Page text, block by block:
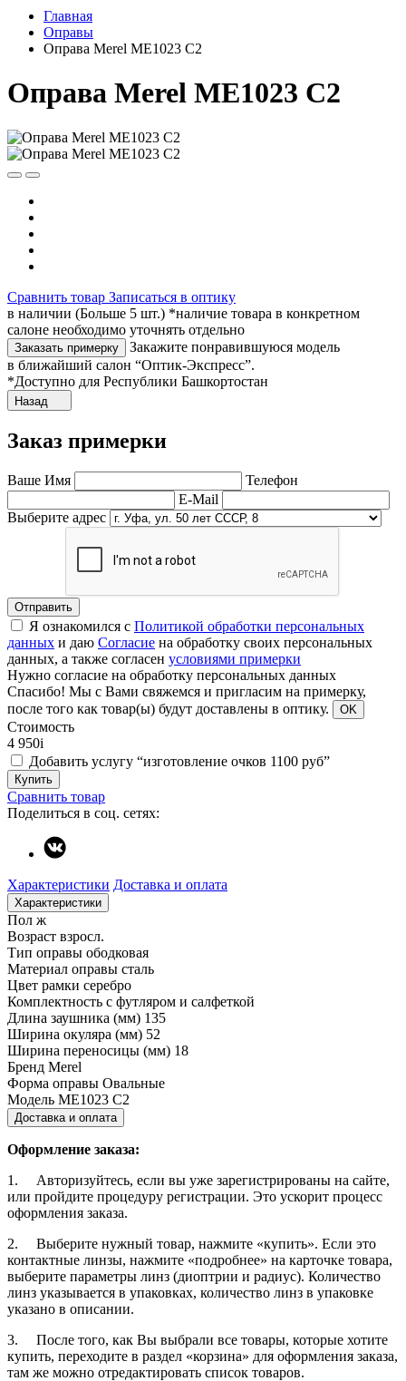
Главная
Оправы
Оправа Merel ME1023 C2
Оправа Merel ME1023 C2
Сравнить товар Записаться в оптику
в наличии (Больше 5 шт.) *наличие товара в конкретном
салоне необходимо уточнять отдельно
Заказать примерку
Закажите понравившуюся модель
в ближайший салон “Оптик-Экспресс”.
*Доступно для Республики Башкортостан
Назад
Заказ примерки
Ваше Имя
Телефон
E-Mail
Выберите адрес
Отправить
Я ознакомился с Политикой обработки персональных
данных и даю Согласие на обработку своих персональных
данных, а также согласен условиями примерки
Нужно согласие на обработку персональных данных
Спасибо! Мы с Вами свяжемся и пригласим на примерку,
после того как товар(ы) будут доставлены в оптику.
OK
Стоимость
4 950i
Добавить услугу “изготовление очков 1100 руб”
Купить
Сравнить товар
Поделиться в соц. сетях:
Характеристики Доставка и оплата
Характеристики
Пол ж
Возраст взросл.
Тип оправы ободковая
Материал оправы сталь
Цвет рамки серебро
Комплектность с футляром и салфеткой
Длина заушника (мм) 135
Ширина окуляра (мм) 52
Ширина переносицы (мм) 18
Бренд Merel
Форма оправы Овальные
Модель ME1023 C2
Доставка и оплата
Оформление заказа:
1. Авторизуйтесь, если вы уже зарегистрированы на сайте,
или пройдите процедуру регистрации. Это ускорит процесс
оформления заказа.
2. Выберите нужный товар, нажмите «купить». Если это
контактные линзы, нажмите «подробнее» на карточке товара,
выберите параметры линз (диоптрии и радиус). Количество
линз указывается в упаковках, количество линз в упаковке
указано в описании.
3. После того, как Вы выбрали все товары, которые хотите
купить, переходите в раздел «корзина» для оформления заказа,
там же можно отредактировать список товаров.